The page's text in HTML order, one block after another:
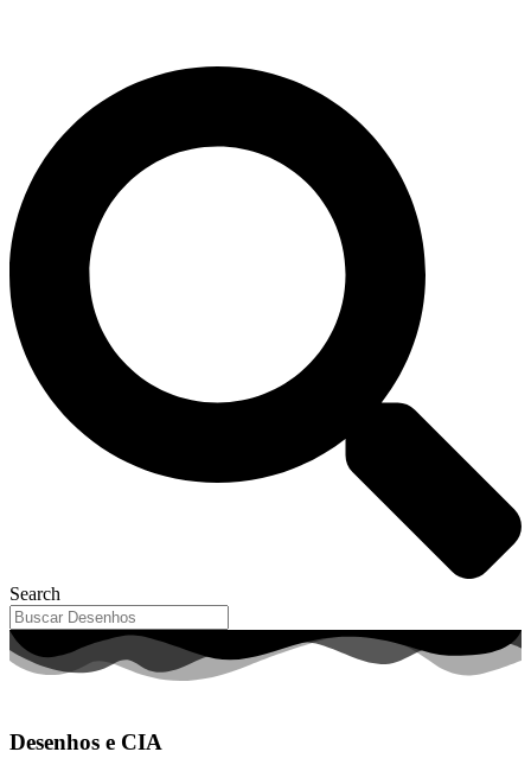
Search
Desenhos e CIA